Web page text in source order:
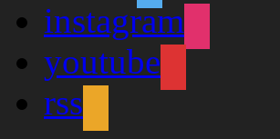
instagram
youtube
rss